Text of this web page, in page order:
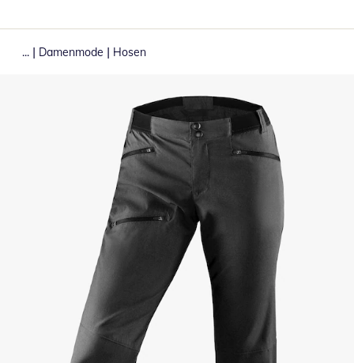
... | Damenmode | Hosen